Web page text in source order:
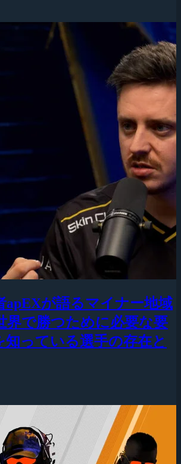
apEXが語るマイナー地域
界で勝つために必要な要
知っている選手の存在と